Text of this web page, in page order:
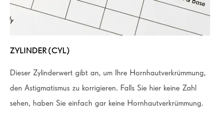
ZYLINDER (CYL)
Dieser Zylinderwert gibt an, um Ihre Hornhautverkrümmung,
den Astigmatismus zu korrigieren. Falls Sie hier keine Zahl
sehen, haben Sie einfach gar keine Hornhautverkrümmung.